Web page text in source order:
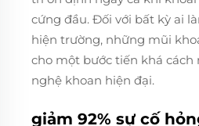
cứng đầu. Đối với bất kỳ ai
hiện trường, những mũi
cho một bước tiến khá
nghệ khoan hiện đại.
giảm 92% sự cố